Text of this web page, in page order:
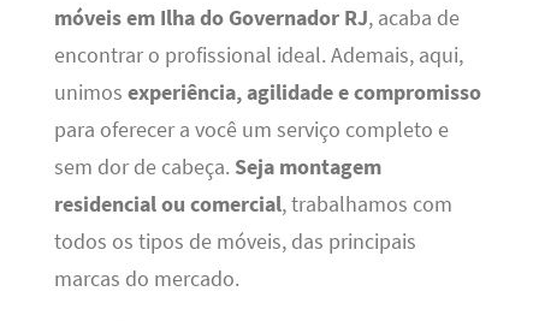
móveis em Ilha do Governador RJ, acaba de
encontrar o profissional ideal. Ademais, aqui,
unimos experiência, agilidade e compromisso
para oferecer a você um serviço completo e
sem dor de cabeça. Seja montagem
residencial ou comercial, trabalhamos com
todos os tipos de móveis, das principais
marcas do mercado.